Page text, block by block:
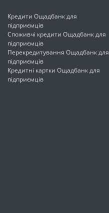
Кредити Ощадбанк для
підприємців
Споживчі кредити Ощадбанк для
підприємців
Перекредитування Ощадбанк для
підприємців
Кредитні картки Ощадбанк для
підприємців